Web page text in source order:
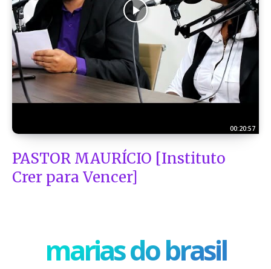
00:20:57
PASTOR MAURÍCIO [Instituto
Crer para Vencer]
marias do brasil